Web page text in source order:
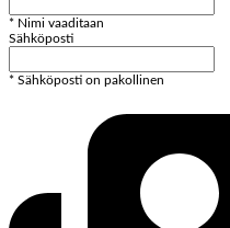
* Nimi vaaditaan
Sähköposti
* Sähköposti on pakollinen